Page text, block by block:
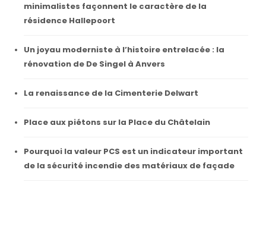
minimalistes façonnent le caractère de la
résidence Hallepoort
Un joyau moderniste à l’histoire entrelacée : la
rénovation de De Singel à Anvers
La renaissance de la Cimenterie Delwart
Place aux piétons sur la Place du Châtelain
Pourquoi la valeur PCS est un indicateur important
de la sécurité incendie des matériaux de façade